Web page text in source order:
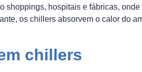
hospitais e fábricas,
os chillers absorvem o calor do
chillers